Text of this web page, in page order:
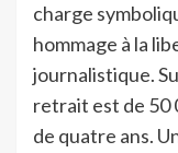
charge
hommage à la
journalistique.
retrait est de 50
de quatre ans.